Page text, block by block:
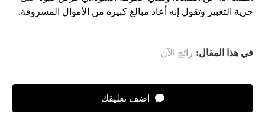
حرية التعبير وتقول إنه أعاد مبالغ كبيرة من الأموال المسروقة.
في هذا المقال: رائج الآن
اضف تعليقك